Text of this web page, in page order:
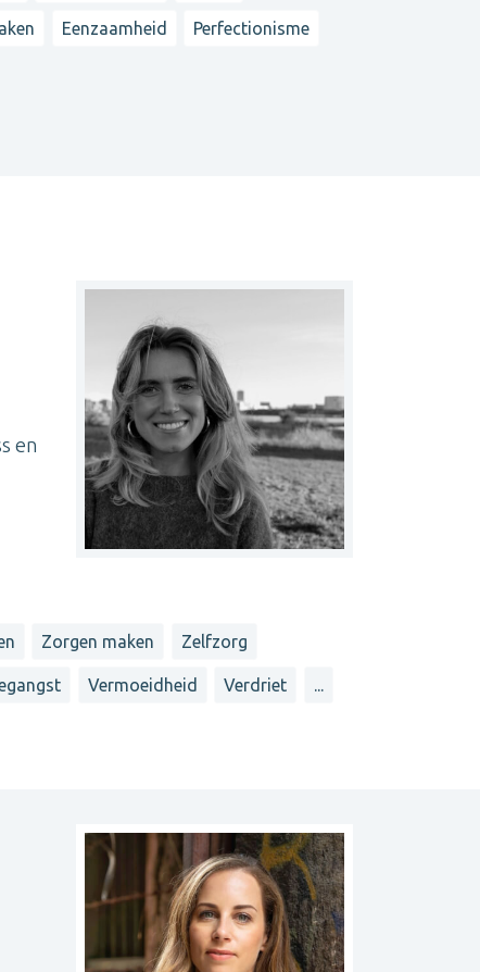
Eenzaamheid Perfectionisme
en
Zorgen maken Zelfzorg
Vermoeidheid Verdriet ...